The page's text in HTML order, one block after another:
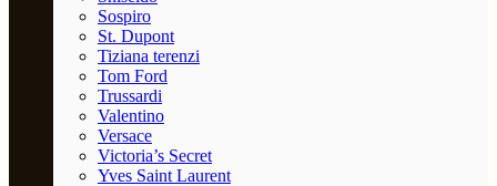
Sospiro
St. Dupont
Tiziana terenzi
Tom Ford
Trussardi
Valentino
Versace
Victoria’s Secret
Yves Saint Laurent